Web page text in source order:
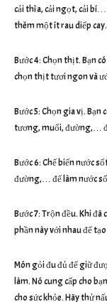
cải thìa, cải ngọt, cải
thêm một ít rau diếp cay.
Bước 4: Chọn thịt. Bạn
chọn thịt tươi ngon và
Bước 5: Chọn gia vị.
tương, muối, đường,…
Bước 6: Chế biến nước
đường,… để làm nước
Bước 7: Trộn đều. Khi
phần này với nhau để
Món gỏi đu đủ để giữ
làm. Nó cung cấp cho
cho sức khỏe. Hãy thử